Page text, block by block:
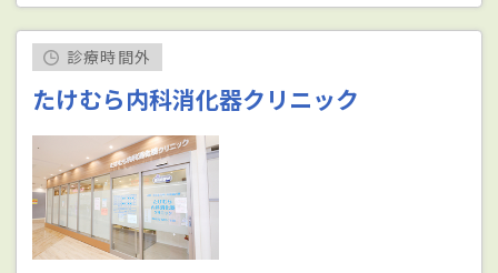
診療時間外
たけむら内科消化器クリニック